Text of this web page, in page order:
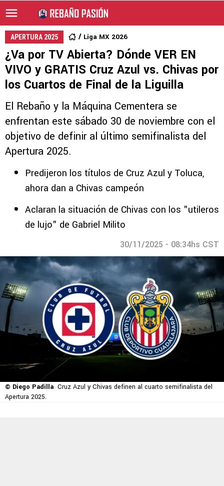
APERTURA 2025 Liga MX 2026
¿Va por TV Abierta? Dónde VER EN
VIVO y GRATIS Cruz Azul vs. Chivas por
los Cuartos de Final de la Liguilla
El Rebaño y la Máquina Cementera se
enfrentan este sábado 30 de noviembre con el
objetivo de definir al último semifinalista del
Apertura 2025.
Predijeron los títulos de Cruz Azul y Toluca,
ahora dan a Chivas campeón
Aclaran la situación de Chivas con los "utileros
de lujo" de Gabriel Milito
30/11/2025 - 08:34hs CST
© Diego Padilla Cruz Azul y Chivas definen al cuarto semifinalista del
Apertura 2025.